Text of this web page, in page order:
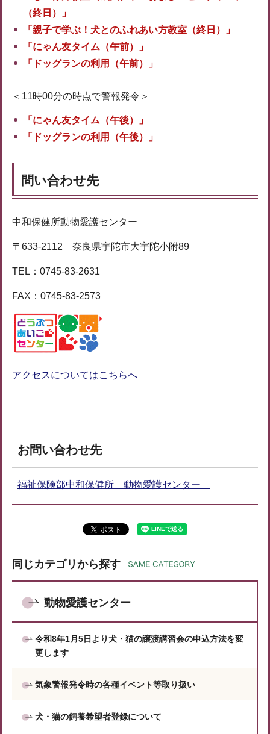
（終日）」
「親子で学ぶ！犬とのふれあい方教室（終日）」
「にゃん友タイム（午前）」
「ドッグランの利用（午前）」
＜11時00分の時点で警報発令＞
「にゃん友タイム（午後）」
「ドッグランの利用（午後）」
問い合わせ先
中和保健所動物愛護センター
〒633-2112 奈良県宇陀市大宇陀小附89
TEL：0745-83-2631
FAX：0745-83-2573
アクセスについてはこちらへ
お問い合わせ先
福祉保険部中和保健所 動物愛護センター
同じカテゴリから探す
動物愛護センター
令和8年1月5日より犬・猫の譲渡講習会の申込方法を変
更します
気象警報発令時の各種イベント等取り扱い
犬・猫の飼養希望者登録について